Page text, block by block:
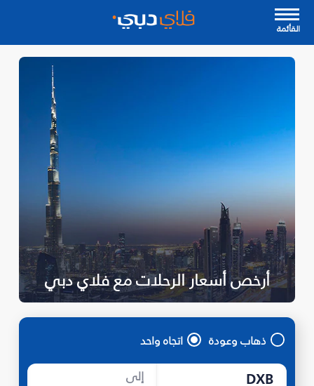
القأئمة
أرخص أسعار الرحلات مع فلاي دبي
ذهاب وعودة اتجاه واحد
DXB إلى